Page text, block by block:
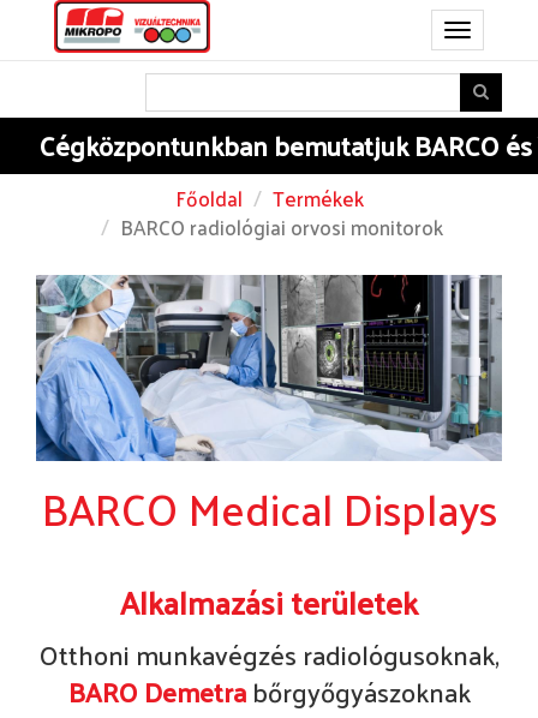
Toggle
navigation
bemutatjuk BARCO és
Főoldal
Termékek
BARCO radiológiai orvosi monitorok
BARCO Medical Displays
Alkalmazási területek
Otthoni munkavégzés radiológusoknak,
BARO Demetrabőrgyőgyászoknak